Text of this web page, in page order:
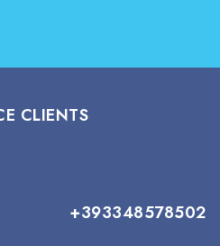
CLIENTS
+393348578502